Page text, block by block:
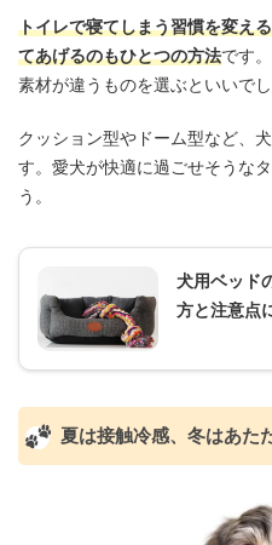
トイレで寝てしまう習慣を変え
てあげるのもひとつの方法です
素材が違うものを選ぶといいでし
クッション型やドーム型など、
す。愛犬が快適に過ごせそうな
う。
犬用ベッド
方と注意点
夏は接触冷感、冬はあた